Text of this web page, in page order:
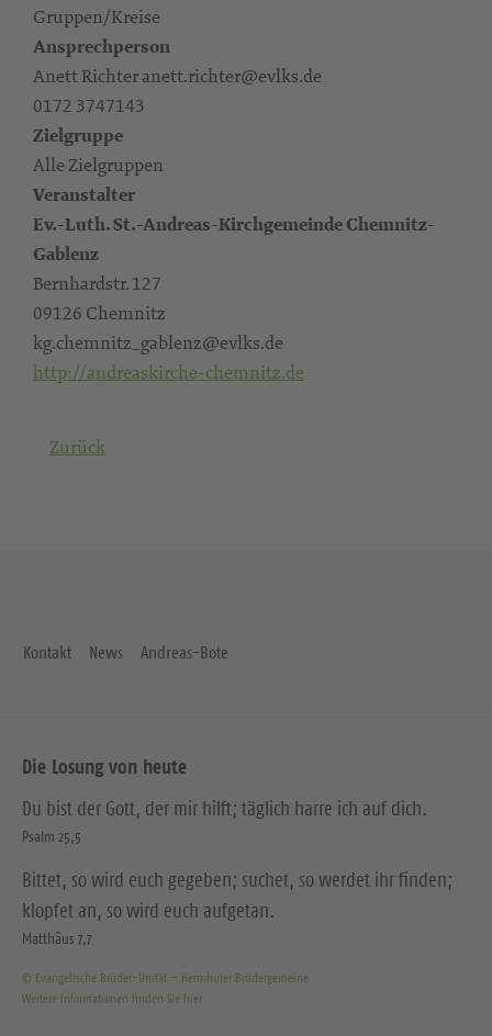
Gruppen/Kreise
Ansprechperson
Anett Richter anett.richter@evlks.de
0172 3747143
Zielgruppe
Alle Zielgruppen
Veranstalter
Ev.-Luth. St.-Andreas-Kirchgemeinde Chemnitz-
Gablenz
Bernhardstr. 127
09126 Chemnitz
kg.chemnitz_gablenz@evlks.de
http://andreaskirche-chemnitz.de
Zurück
Kontakt News Andreas-Bote
Die Losung von heute
Du bist der Gott, der mir hilft; täglich harre ich auf dich.
Psalm 25,5
Bittet, so wird euch gegeben; suchet, so werdet ihr finden;
klopfet an, so wird euch aufgetan.
Matthäus 7,7
© Evangelische Brüder-Unität – Herrnhuter Brüdergemeine
Weitere Informationen finden Sie hier